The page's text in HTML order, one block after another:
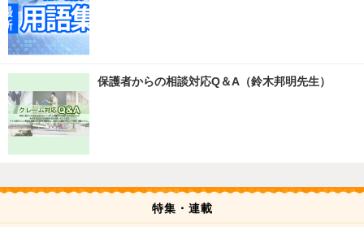
保護者からの相談対応Q＆A（鈴木邦明先生）
特集・連載